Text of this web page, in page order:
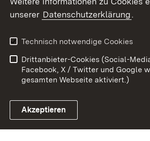
Link zum Landesportal
Kontakt
Datenschutz
Barrierefreiheit
Impressum Cookies
unserer Datenschutzerklärung.
Technisch notwendige Cookies
Drittanbieter-Cookies (Social-
Facebook, X / Twitter und Google
gesamten Webseite aktiviert.)
Akzeptieren